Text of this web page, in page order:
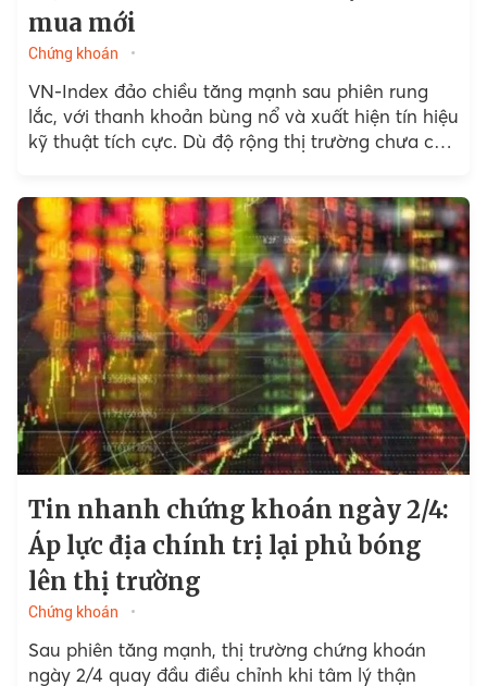
mua mới
Chứng khoán
VN-Index đảo chiều tăng mạnh sau phiên rung
lắc, với thanh khoản bùng nổ và xuất hiện tín hiệu
kỹ thuật tích cực. Dù độ rộng thị trường chưa cải
Tin nhanh chứng khoán ngày 2/4:
Áp lực địa chính trị lại phủ bóng
lên thị trường
Chứng khoán
Sau phiên tăng mạnh, thị trường chứng khoán
ngày 2/4 quay đầu điều chỉnh khi tâm lý thận